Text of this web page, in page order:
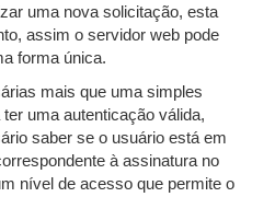
uma nova solicitação, esta
assim o servidor web pode
forma única.
mais que uma simples
uma autenticação válida,
saber se o usuário está em
à assinatura no
nível de acesso que permite o